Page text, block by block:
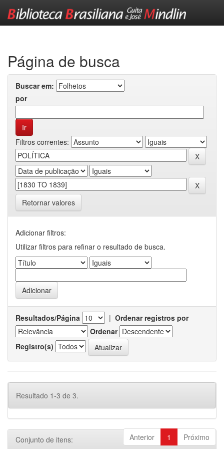
Página de busca
Buscar em:
por
Filtros correntes:
Retornar valores
Adicionar filtros:
Utilizar filtros para refinar o resultado de busca.
Resultados/Página | Ordenar registros por
Ordenar
Registro(s)
Resultado 1-3 de 3.
Anterior 1 Próximo
Conjunto de itens: